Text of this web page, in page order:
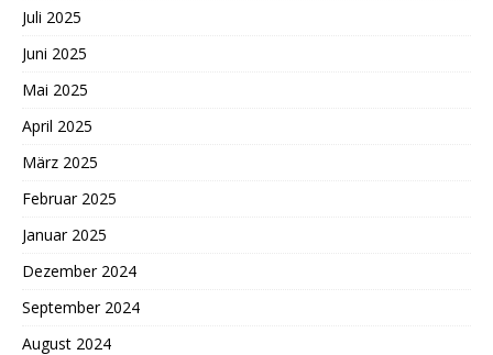
Juli 2025
Juni 2025
Mai 2025
April 2025
März 2025
Februar 2025
Januar 2025
Dezember 2024
September 2024
August 2024